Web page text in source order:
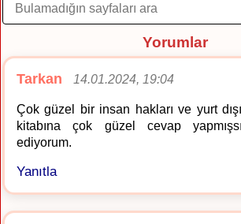
Yorumlar
Tarkan 14.01.2024, 19:04
Çok güzel bir insan hakları ve yurt
kitabına çok güzel cevap
ediyorum.
Yanıtla